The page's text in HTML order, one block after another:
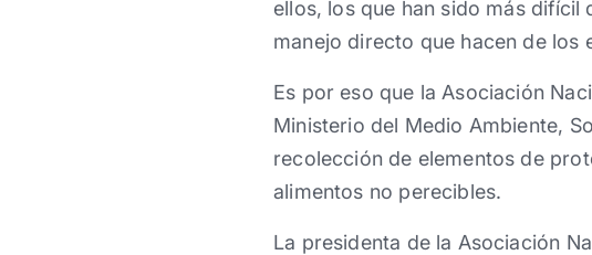
ellos, los que han sido más
manejo directo que hacen de los
Es por eso que la Asociación
Ministerio del Medio Ambiente,
recolección de elementos de
alimentos no perecibles.
La presidenta de la Asociación